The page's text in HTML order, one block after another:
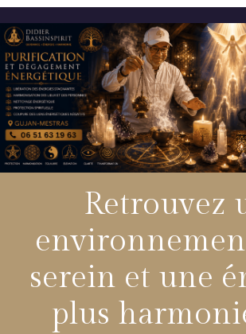
Retrouvez
serein et une
plus